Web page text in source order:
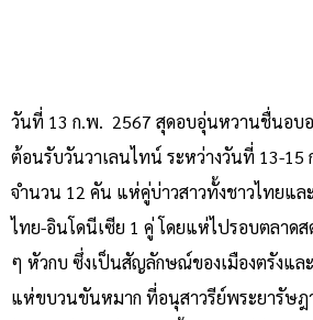
วันที่ 13 ก.พ. 2567 สุดอบอุ่นหวานชื่นอบอ
ต้อนรับวันวาเลนไทน์ ระหว่างวันที่ 13-
จำนวน 12 คัน แห่คู่บ่าวสาวทั้งชาวไทยแล
ไทย-อินโดนีเซีย 1 คู่ โดยแห่ไปรอบตลาดส
ๆ หัวกบ ซึ่งเป็นสัญลักษณ์ของเมืองตรังแล
แห่ขบวนขันหมาก ที่อนุสาวรีย์พระยารัษ